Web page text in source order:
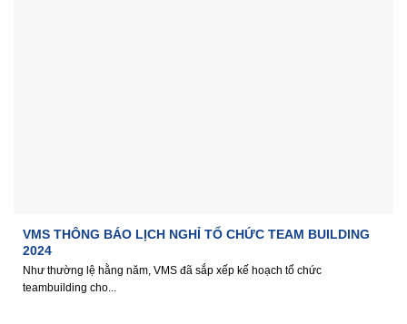
VMS THÔNG BÁO LỊCH NGHỈ TỔ CHỨC TEAM BUILDING
2024
Như thường lệ hằng năm, VMS đã sắp xếp kế hoạch tổ chức
teambuilding cho...